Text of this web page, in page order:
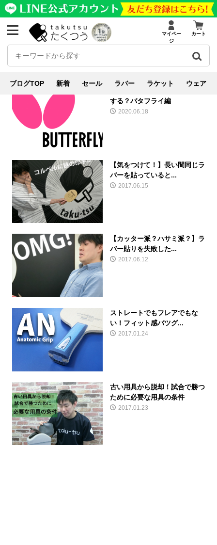
マイペー
ジ
カート
ブログTOP 新着 セール ラバー ラケット ウェア
用具の基礎知識
ブログ 用具の基礎知識
する？バタフライ編
2020.06.18
【気をつけて！】長い間同じラ
バーを貼っていると...
2017.06.15
【カッター派？ハサミ派？】ラ
バー貼りを失敗した...
2017.06.12
ストレートでもフレアでもな
い！フィット感バツグ...
2017.01.24
古い用具から脱却！試合で勝つ
ために必要な用具の条件
2017.01.23